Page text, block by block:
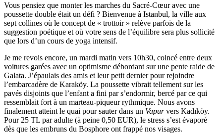
Vous pensiez que monter les marches du Sacré-Cœur avec une
poussette double était un défi ? Bienvenue à Istanbul, la ville aux
sept collines où le concept de « trottoir » relève parfois de la
suggestion poétique et où votre sens de l’équilibre sera plus sollicité
que lors d’un cours de yoga intensif.
Je me revois encore, un mardi matin vers 10h30, coincé entre deux
voitures garées avec un optimisme débordant sur une pente raide de
Galata. J’épaulais des amis et leur petit dernier pour rejoindre
l’embarcadère de Karaköy. La poussette vibrait tellement sur les
pavés disjoints que l’enfant a fini par s’endormir, bercé par ce qui
ressemblait fort à un marteau-piqueur rythmique. Nous avons
finalement atteint le quai pour sauter dans un Vapurvers Kadıköy.
Pour 25 TL par adulte (à peine 0,50 EUR), le stress s’est évaporé
dès que les embruns du Bosphore ont frappé nos visages.